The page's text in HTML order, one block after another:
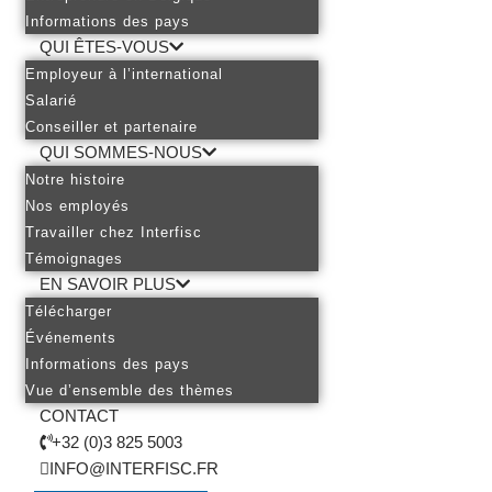
Informations des pays
QUI ÊTES-VOUS
Employeur à l’international
Salarié
Conseiller et partenaire
QUI SOMMES-NOUS
Notre histoire
Nos employés
Travailler chez Interfisc
Témoignages
EN SAVOIR PLUS
Télécharger
Événements
Informations des pays
Vue d’ensemble des thèmes
CONTACT
+32 (0)3 825 5003
INFO@INTERFISC.FR